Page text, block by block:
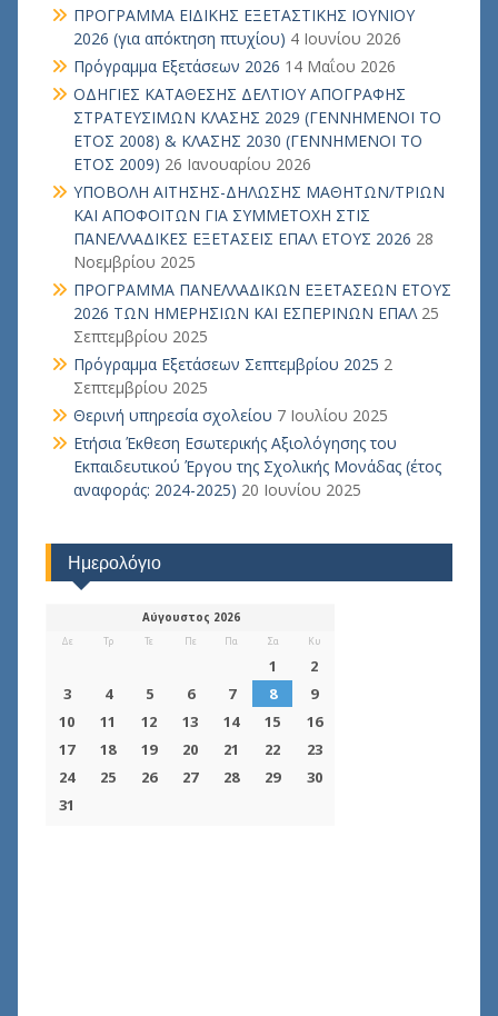
ΠΡΟΓΡΑΜΜΑ ΕΙΔΙΚΗΣ ΕΞΕΤΑΣΤΙΚΗΣ ΙΟΥΝΙΟΥ
2026 (για απόκτηση πτυχίου) 4 Ιουνίου 2026
Πρόγραμμα Εξετάσεων 2026 14 Μαΐου 2026
ΟΔΗΓΙΕΣ ΚΑΤΑΘΕΣΗΣ ΔΕΛΤΙΟΥ ΑΠΟΓΡΑΦΗΣ
ΣΤΡΑΤΕΥΣΙΜΩΝ ΚΛΑΣΗΣ 2029 (ΓΕΝΝΗΜΕΝΟΙ ΤΟ
ΕΤΟΣ 2008) & ΚΛΑΣΗΣ 2030 (ΓΕΝΝΗΜΕΝΟΙ ΤΟ
ΕΤΟΣ 2009) 26 Ιανουαρίου 2026
ΥΠΟΒΟΛΗ ΑΙΤΗΣΗΣ-ΔΗΛΩΣΗΣ ΜΑΘΗΤΩΝ/ΤΡΙΩΝ
ΚΑΙ ΑΠΟΦΟΙΤΩΝ ΓΙΑ ΣΥΜΜΕΤΟΧΗ ΣΤΙΣ
ΠΑΝΕΛΛΑΔΙΚΕΣ ΕΞΕΤΑΣΕΙΣ ΕΠΑΛ ΕΤΟΥΣ 2026 28
Νοεμβρίου 2025
ΠΡΟΓΡΑΜΜΑ ΠΑΝΕΛΛΑΔΙΚΩΝ ΕΞΕΤΑΣΕΩΝ ΕΤΟΥΣ
2026 ΤΩΝ ΗΜΕΡΗΣΙΩΝ ΚΑΙ ΕΣΠΕΡΙΝΩΝ ΕΠΑΛ 25
Σεπτεμβρίου 2025
Πρόγραμμα Εξετάσεων Σεπτεμβρίου 2025 2
Σεπτεμβρίου 2025
Θερινή υπηρεσία σχολείου 7 Ιουλίου 2025
Ετήσια Έκθεση Εσωτερικής Αξιολόγησης του
Εκπαιδευτικού Έργου της Σχολικής Μονάδας (έτος
αναφοράς: 2024-2025) 20 Ιουνίου 2025
Ημερολόγιο